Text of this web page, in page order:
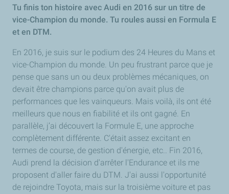
Tu finis ton histoire avec Audi en 2016 sur un titre de
vice-Champion du monde. Tu roules aussi en Formula E
et en DTM.
En 2016, je suis sur le podium des 24 Heures du Mans et
vice-Champion du monde. Un peu frustrant parce que je
pense que sans un ou deux problèmes mécaniques, on
devait être champions parce qu'on avait plus de
performances que les vainqueurs. Mais voilà, ils ont été
meilleurs que nous en fiabilité et ils ont gagné. En
parallèle, j’ai découvert la Formule E, une approche
complètement différente. C'était assez excitant en
termes de course, de gestion d'énergie, etc.. Fin 2016,
Audi prend la décision d'arrêter l'Endurance et ils me
proposent d'aller faire du DTM. J'ai aussi l'opportunité
de rejoindre Toyota, mais sur la troisième voiture et pas